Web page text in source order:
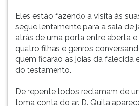
Eles estão fazendo a visita às
segue lentamente para a sala de
atrás de uma porta entre aberta
quatro filhas e genros
quem ficarão as joias da falecida
do testamento.
De repente todos reclamam de
toma conta do ar. D. Quita